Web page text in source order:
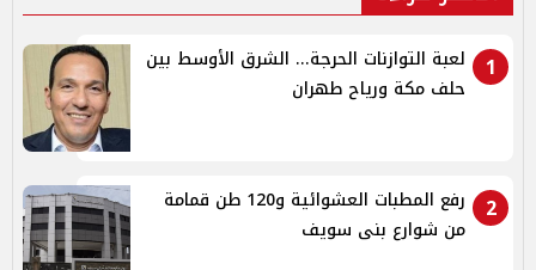
1
لعبة التوازنات الحرجة... الشرق الأوسط بين
حلف مكة ورياح طهران
2
رفع المطبات العشوائية و120 طن قمامة
من شوارع بنى سويف